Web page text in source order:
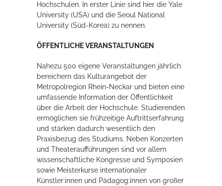
Hochschulen. In erster Linie sind hier die Yale
University (USA) und die Seoul National
University (Süd-Korea) zu nennen.
ÖFFENTLICHE VERANSTALTUNGEN
Nahezu 500 eigene Veranstaltungen jährlich
bereichern das Kulturangebot der
Metropolregion Rhein-Neckar und bieten eine
umfassende Information der Öffentlichkeit
über die Arbeit der Hochschule. Studierenden
ermöglichen sie frühzeitige Auftrittserfahrung
und stärken dadurch wesentlich den
Praxisbezug des Studiums. Neben Konzerten
und Theateraufführungen sind vor allem
wissenschaftliche Kongresse und Symposien
sowie Meisterkurse internationaler
Künstler:innen und Pädagog:innen von großer